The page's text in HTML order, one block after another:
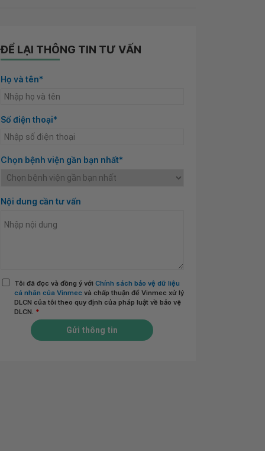
ĐỂ LẠI THÔNG TIN TƯ VẤN
Họ và tên*
Số điện thoại*
Chọn bệnh viện gần bạn nhất*
Nội dung cần tư vấn
Tôi đã đọc và đồng ý với Chính sách bảo vệ dữ liệu
cá nhân của Vinmec và chấp thuận để Vinmec xử lý
DLCN của tôi theo quy định của pháp luật về bảo vệ
DLCN. *
Gửi thông tin